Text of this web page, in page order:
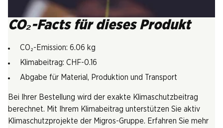
CO₂-Facts für dieses Produkt
CO₂-Emission: 6.06 kg
Klimabeitrag: CHF-0.16
Abgabe für Material, Produktion und Transport
Bei Ihrer Bestellung wird der exakte Klimaschutzbeitrag
berechnet. Mit Ihrem Klimabeitrag unterstützen Sie aktiv
Klimaschutzprojekte der Migros-Gruppe. Erfahren Sie mehr